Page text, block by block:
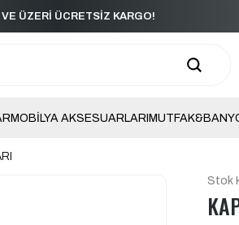
ÜZERİ ÜCRETSİZ KARGO!
MOBİLYA AKSESUARLARI
Stok